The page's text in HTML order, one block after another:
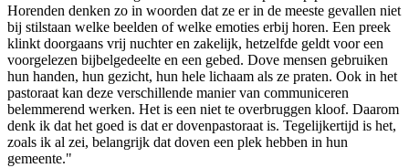
Horenden denken zo in woorden dat ze er in de meeste gevallen niet
bij stilstaan welke beelden of welke emoties erbij horen. Een preek
klinkt doorgaans vrij nuchter en zakelijk, hetzelfde geldt voor een
voorgelezen bijbelgedeelte en een gebed. Dove mensen gebruiken
hun handen, hun gezicht, hun hele lichaam als ze praten. Ook in het
pastoraat kan deze verschillende manier van communiceren
belemmerend werken. Het is een niet te overbruggen kloof. Daarom
denk ik dat het goed is dat er dovenpastoraat is. Tegelijkertijd is het,
zoals ik al zei, belangrijk dat doven een plek hebben in hun
gemeente."